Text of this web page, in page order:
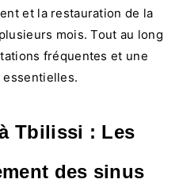
et la restauration de la
mois. Tout au long
fréquentes et une
Tbilissi : Les
des sinus